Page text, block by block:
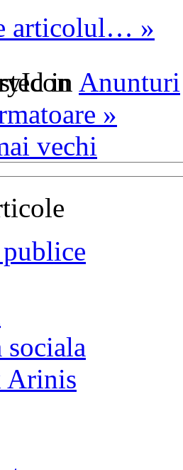
articolul… »
in Anunturi
»
vechi
sociala
Arinis